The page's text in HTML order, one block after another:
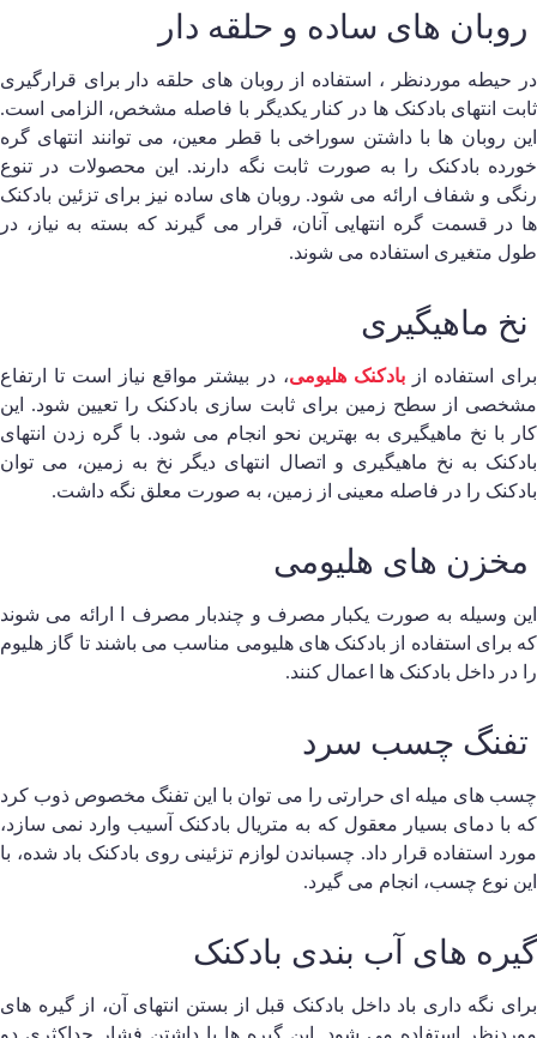
های ساده و حلقه دار
حیطه موردنظر ، استفاده از روبان های حلقه دار برای قرارگیری
انتهای بادکنک ها در کنار یکدیگر با فاصله مشخص، الزامی است.
روبان ها با داشتن سوراخی با قطر معین، می توانند انتهای گره
بادکنک را به صورت ثابت نگه دارند. این محصولات در تنوع
و شفاف ارائه می‌ شود. روبان های ساده نیز برای تزئین بادکنک
در قسمت گره انتهایی آنان، قرار می گيرند که بسته به نیاز، در
متغیری استفاده می‌ شوند.
ماهیگیری
استفاده از بادکنک هلیومی، در بیشتر مواقع نیاز است تا ارتفاع
از سطح زمین برای ثابت سازی بادکنک را تعیین شود. این
با نخ ماهیگیری به بهترین نحو انجام می‌ شود. با گره زدن انتهای
به نخ ماهیگیری و اتصال انتهای دیگر نخ به زمین، می‌ توان
را در فاصله معینی از زمین، به صورت معلق نگه داشت.
های هلیومی
وسیله به صورت یکبار مصرف و چندبار مصرف ا ارائه می‌ شوند
برای استفاده از بادکنک های هلیومی مناسب می‌ باشند تا گاز هلیوم
در داخل بادکنک ها اعمال کنند.
چسب سرد
های میله ای حرارتی را می‌ توان با این تفنگ مخصوص ذوب کرد
با دمای بسیار معقول که به متریال بادکنک آسیب وارد نمی سازد،
استفاده قرار داد. چسباندن لوازم تزئینی روی بادکنک باد شده، با
نوع چسب، انجام می گیرد.
های آب بندی بادکنک
نگه داری باد داخل بادکنک قبل از بستن انتهای آن، از گیره های